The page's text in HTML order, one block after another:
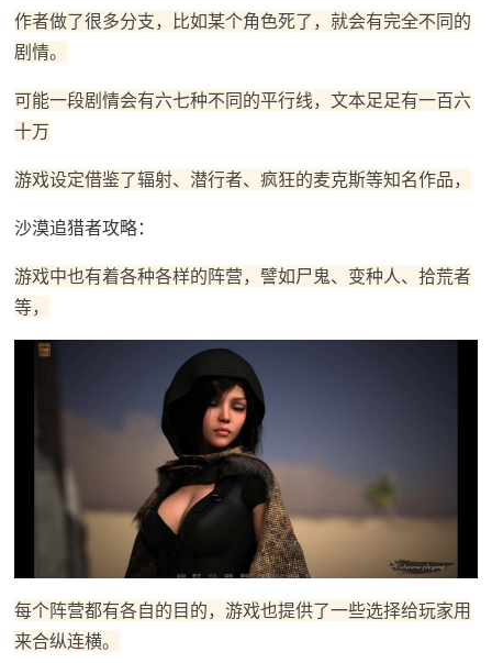
作者做了很多分支，比如某个角色死了，就会有完全不同的
剧情。
可能一段剧情会有六七种不同的平行线，文本足足有一百六
十万
游戏设定借鉴了辐射、潜行者、疯狂的麦克斯等知名作品，
沙漠追猎者攻略：
游戏中也有着各种各样的阵营，譬如尸鬼、变种人、拾荒者
等，
每个阵营都有各自的目的，游戏也提供了一些选择给玩家用
来合纵连横。